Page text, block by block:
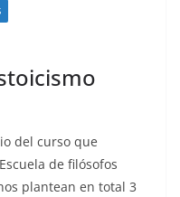
del curso que
de filósofos
plantean en total 3